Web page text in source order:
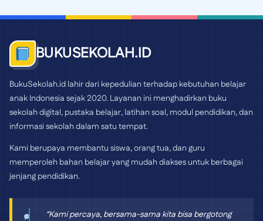
BUKUSEKOLAH.ID
BukuSekolah.id lahir dari kepedulian terhadap kebutuhan belajar
anak Indonesia sejak 2020. Layanan ini menghadirkan buku
sekolah digital, pustaka belajar, latihan soal, modul pendidikan, dan
informasi sekolah dalam satu tempat.
Kami berupaya membantu siswa, orang tua, dan guru
memperoleh bahan belajar yang mudah diakses untuk berbagai
jenjang pendidikan.
“Kami percaya, bersama-sama kita bisa bergotong